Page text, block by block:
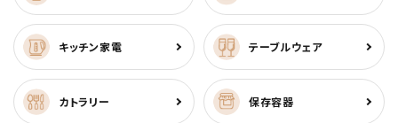
キッチン家電 テーブルウェア
カトラリー 保存容器